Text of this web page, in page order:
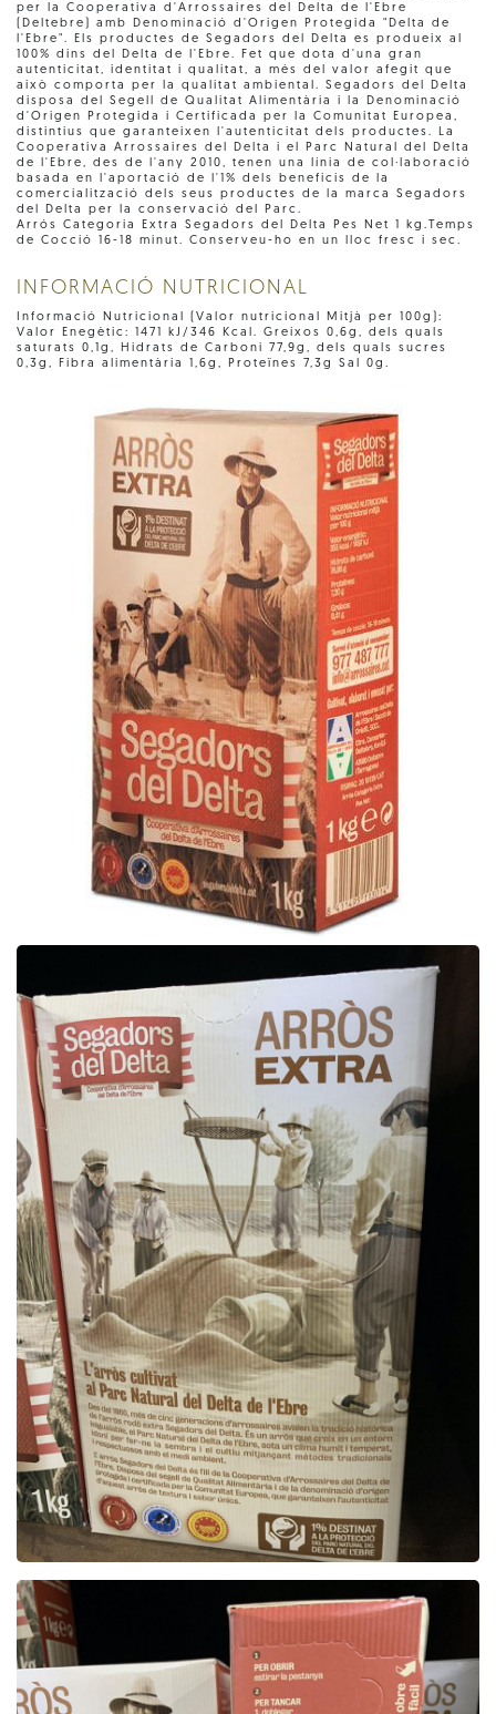
per la Cooperativa d'Arrossaires del Delta de l'Ebre
(Deltebre) amb Denominació d'Origen Protegida "Delta de
l'Ebre". Els productes de Segadors del Delta es produeix al
100% dins del Delta de l'Ebre. Fet que dota d'una gran
autenticitat, identitat i qualitat, a més del valor afegit que
això comporta per la qualitat ambiental. Segadors del Delta
disposa del Segell de Qualitat Alimentària i la Denominació
d'Origen Protegida i Certificada per la Comunitat Europea,
distintius que garanteixen l'autenticitat dels productes. La
Cooperativa Arrossaires del Delta i el Parc Natural del Delta
de l'Ebre, des de l'any 2010, tenen una línia de col·laboració
basada en l'aportació de l'1% dels beneficis de la
comercialització dels seus productes de la marca Segadors
del Delta per la conservació del Parc.
Arrós Categoria Extra Segadors del Delta Pes Net 1 kg.Temps
de Cocció 16-18 minut. Conserveu-ho en un lloc fresc i sec.
INFORMACIÓ NUTRICIONAL
Informació Nutricional (Valor nutricional Mitjà per 100g):
Valor Enegètic: 1471 kJ/346 Kcal. Greixos 0,6g, dels quals
saturats 0,1g, Hidrats de Carboni 77,9g, dels quals sucres
0,3g, Fibra alimentària 1,6g, Proteïnes 7,3g Sal 0g.